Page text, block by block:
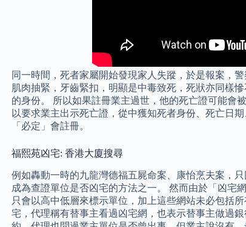
同一時間，死者家屬開始發現家人失蹤，於是報案，
肌肉抽緊，牙齒緊扣，明顯是中毒致死，死狀亦同樣
的身份。 所以如果註冊業主過世，他的死亡證可能會
以要求業主出示死亡證，從中獲知死者身份、死亡日
「必定」會註冊。
福熙苑凶宅: 香港大廈搜尋
例如轟動一時的九龍灣德福五屍命案、康怡烹夫案，
成為查證單位是否凶宅的方法之一。 然而由於「凶宅
只會以高中低層來標示單位，加上這些網站未必包括
宅，代理稱有替事主看過凶宅網，也表示替事主做過